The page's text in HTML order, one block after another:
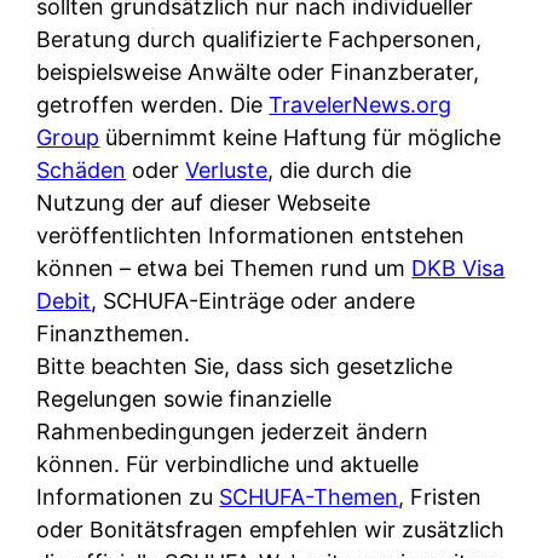
s
c
h
e
B
a
n
k
k
a
r
t
e
n
M
I
R
c
k
o
t
n
o
u
w
e
r
F
i
r
m
a
a
m
p
r
i
v
a
t
e
sollten grundsätzlich nur nach individueller
Beratung durch qualifizierte Fachpersonen,
beispielsweise Anwälte oder Finanzberater,
getroffen werden. DieTravelerNews.org
Group übernimmt keine Haftung für mögliche
Schäden oderVerluste, die durch die
Nutzung der auf dieser Webseite
veröffentlichten Informationen entstehen
können – etwa bei Themen rund um DKB Visa
Debit, SCHUFA-Einträge oder andere
Finanzthemen.
Bitte beachten Sie, dass sich gesetzliche
Regelungen sowie finanzielle
Rahmenbedingungen jederzeit ändern
können. Für verbindliche und aktuelle
Informationen zu SCHUFA-Themen, Fristen
oder Bonitätsfragen empfehlen wir zusätzlich